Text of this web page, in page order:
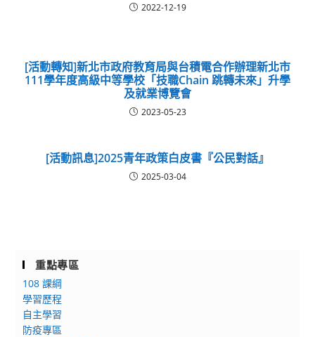
2022-12-19
[活動轉知]新北市政府教育局與台積電合作辦理新北市
111學年度高級中等學校「技職Chain 跳轉未來」升學
及就業博覽會
2023-05-23
[活動訊息]2025青年政策白皮書『公民對話』
2025-03-04
重點專區
108 課綱
學習歷程
自主學習
防疫專區